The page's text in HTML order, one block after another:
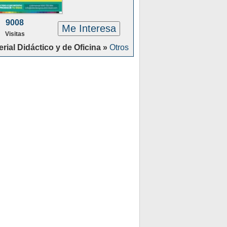
9008
Visitas Me Interesa
Didáctico y de Oficina » Otros